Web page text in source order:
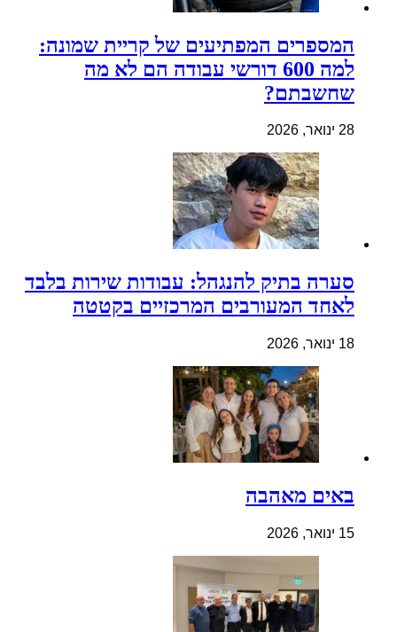
המספרים המפתיעים של קריית שמונה:
למה 600 דורשי עבודה הם לא מה
שחשבתם?
28 ינואר, 2026
סערה בתיק להנגהל: עבודות שירות בלבד
לאחד המעורבים המרכזיים בקטטה
18 ינואר, 2026
באים מאהבה
15 ינואר, 2026